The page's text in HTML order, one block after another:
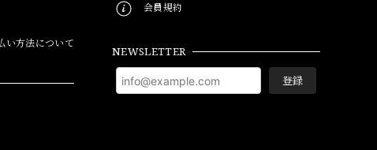
い方法について
会員規約
NEWSLETTER
登録